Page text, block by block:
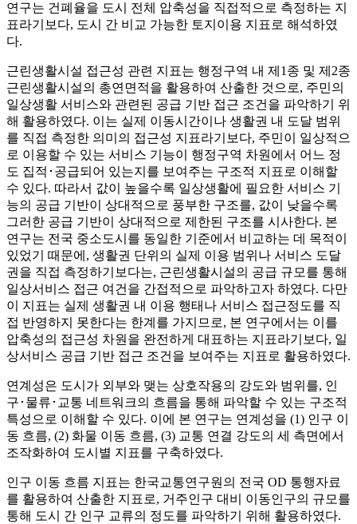
연구는 건폐율을 도시 전체 압축성을 직접적으로 측정하는 지
표라기보다, 도시 간 비교 가능한 토지이용 지표로 해석하였
다.
근린생활시설 접근성 관련 지표는 행정구역 내 제1종 및 제2종
근린생활시설의 총연면적을 활용하여 산출한 것으로, 주민의
일상생활 서비스와 관련된 공급 기반 접근 조건을 파악하기 위
해 활용하였다. 이는 실제 이동시간이나 생활권 내 도달 범위
를 직접 측정한 의미의 접근성 지표라기보다, 주민이 일상적으
로 이용할 수 있는 서비스 기능이 행정구역 차원에서 어느 정
도 집적･공급되어 있는지를 보여주는 구조적 지표로 이해할
수 있다. 따라서 값이 높을수록 일상생활에 필요한 서비스 기
능의 공급 기반이 상대적으로 풍부한 구조를, 값이 낮을수록
그러한 공급 기반이 상대적으로 제한된 구조를 시사한다. 본
연구는 전국 중소도시를 동일한 기준에서 비교하는 데 목적이
있었기 때문에, 생활권 단위의 실제 이용 범위나 서비스 도달
권을 직접 측정하기보다는, 근린생활시설의 공급 규모를 통해
일상서비스 접근 여건을 간접적으로 파악하고자 하였다. 다만
이 지표는 실제 생활권 내 이용 행태나 서비스 접근정도를 직
접 반영하지 못한다는 한계를 가지므로, 본 연구에서는 이를
압축성의 접근성 차원을 완전하게 대표하는 지표라기보다, 일
상서비스 공급 기반 접근 조건을 보여주는 지표로 활용하였다.
연계성은 도시가 외부와 맺는 상호작용의 강도와 범위를, 인
구･물류･교통 네트워크의 흐름을 통해 파악할 수 있는 구조적
특성으로 이해할 수 있다. 이에 본 연구는 연계성을 (1) 인구 이
동 흐름, (2) 화물 이동 흐름, (3) 교통 연결 강도의 세 측면에서
조작화하여 도시별 지표를 구축하였다.
인구 이동 흐름 지표는 한국교통연구원의 전국 OD 통행자료
를 활용하여 산출한 지표로, 거주인구 대비 이동인구의 규모를
통해 도시 간 인구 교류의 정도를 파악하기 위해 활용하였다.